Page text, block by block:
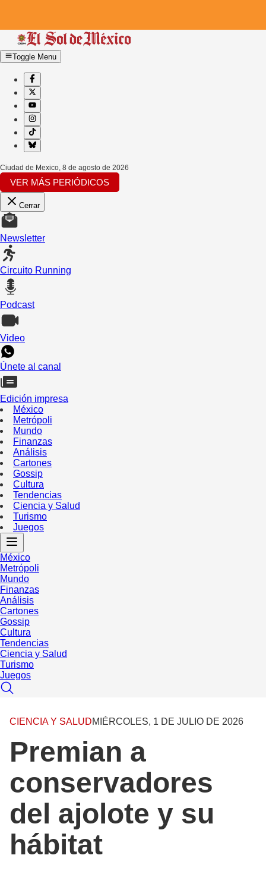
Toggle Menu
Ciudad de Mexico, 8 de agosto de 2026
VER MÁS PERIÓDICOS
Cerrar
Newsletter
Circuito Running
Podcast
Video
Únete al canal
Edición impresa
México
Metrópoli
Mundo
Finanzas
Análisis
Cartones
Gossip
Cultura
Tendencias
Ciencia y Salud
Turismo
Juegos
México
Metrópoli
Mundo
Finanzas
Análisis
Cartones
Gossip
Cultura
Tendencias
Ciencia y Salud
Turismo
Juegos
CIENCIA Y SALUDMIÉRCOLES, 1 DE JULIO DE 2026
Premian a
conservadores
del ajolote y su
hábitat